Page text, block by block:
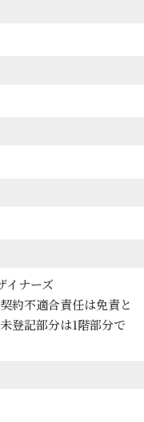
イナーズ
約不適合責任は免責と
登記部分は1階部分で